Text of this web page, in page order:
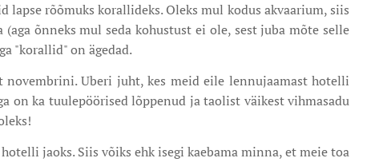
rõõmuks korallideks. Oleks mul kodus akvaarium, siis
õnneks mul seda kohustust ei ole, sest juba mõte selle
"korallid" on ägedad.
Uberi juht, kes meid eile lennujaamast hotelli
on ka tuulepöörised lõppenud ja taolist väikest vihmasadu
jaoks. Siis võiks ehk isegi kaebama minna, et meie toa